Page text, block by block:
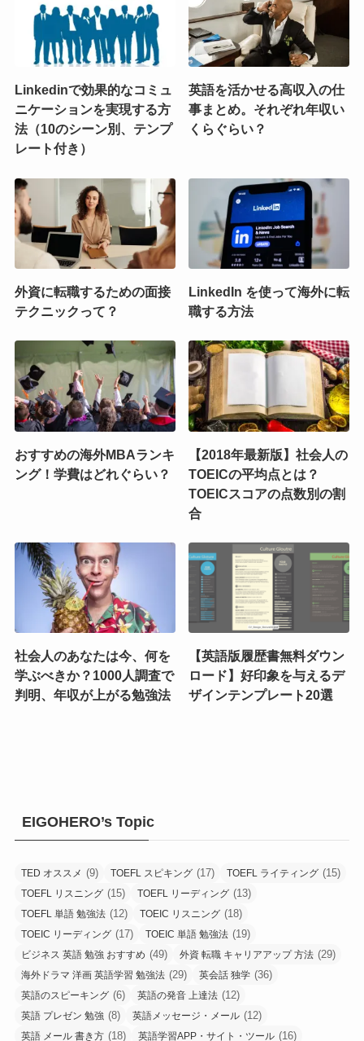
Linkedinで効果的なコミュ
ニケーションを実現する方
法（10のシーン別、テンプ
レート付き）
英語を活かせる高収入の仕
事まとめ。それぞれ年収い
くらぐらい？
外資に転職するための面接
テクニックって？
LinkedIn を使って海外に転
職する方法
おすすめの海外MBAランキ
ング！学費はどれぐらい？
【2018年最新版】社会人の
TOEICの平均点とは？
TOEICスコアの点数別の割
合
社会人のあなたは今、何を
学ぶべきか？1000人調査で
判明、年収が上がる勉強法
【英語版履歴書無料ダウン
ロード】好印象を与えるデ
ザインテンプレート20選
EIGOHERO’s Topic
TED オススメ (9) TOEFL スピキング (17) TOEFL ライティング (15)
TOEFL リスニング (15) TOEFL リーディング (13)
TOEFL 単語 勉強法 (12) TOEIC リスニング (18)
TOEIC リーディング (17) TOEIC 単語 勉強法 (19)
ビジネス 英語 勉強 おすすめ (49) 外資 転職 キャリアアップ 方法 (29)
海外ドラマ 洋画 英語学習 勉強法 (29) 英会話 独学 (36)
英語のスピーキング (6) 英語の発音 上達法 (12)
英語 プレゼン 勉強 (8) 英語メッセージ・メール (12)
英語 メール 書き方 (18) 英語学習APP・サイト・ツール (16)